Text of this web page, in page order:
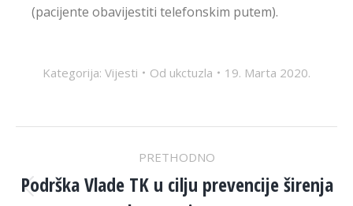
(pacijente obavijestiti telefonskim putem).
Kategorija: Vijesti Od ukctuzla 19. Marta 2020.
NAVIGATION
PRETHODNO
Previous
Podrška Vlade TK u cilju prevencije širenja